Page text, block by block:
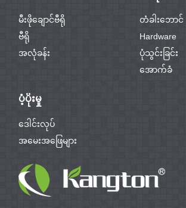
မီးဖိုချောင်ဗီရို
ဗီရို
အလုံခန်း
တံခါးဘောင်
Hardware
ပုံသွင်းခြင်း
အောက်ခံ
ပံ့ပိုးမှု
ဒေါင်းလုပ်
အမေးအဖြေများ